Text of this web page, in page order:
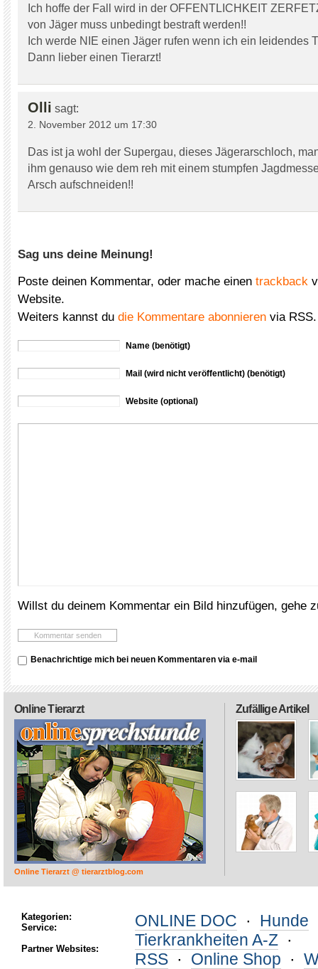
Ich hoffe der Fall wird in der OFFENTLICHKEIT
von Jäger muss unbedingt bestraft werden!!
Ich werde NIE einen Jäger rufen wenn ich ein leidendes
Dann lieber einen Tierarzt!
Olli sagt:
2. November 2012 um 17:30
Das ist ja wohl der Supergau, dieses Jägerarschloch,
ihm genauso wie dem reh mit einem stumpfen
Arsch aufschneiden!!
Sag uns deine Meinung!
Poste deinen Kommentar, oder mache einen trackback
Website.
Weiters kannst du die Kommentare abonnieren via RSS.
Name (benötigt)
Mail (wird nicht veröffentlicht) (benötigt)
Website (optional)
Willst du deinem Kommentar ein Bild hinzufügen, gehe
Benachrichtige mich bei neuen Kommentaren via e-mail
Zufällige Artikel
Online Tierarzt
Online Tierarzt @ tierarztblog.com
Kategorien:
Service:
Partner Websites:
ONLINE DOC · Hunde
Tierkrankheiten A-Z ·
RSS · Online Shop ·